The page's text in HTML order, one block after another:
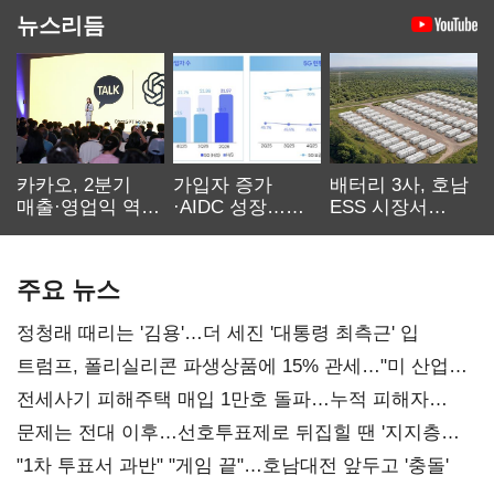
뉴스리듬
카카오, 2분기
매출·영업익 역대
가입자 증가
·AIDC 성장…
배터리 3사, 호남
ESS 시장서
주요 뉴스
정청래 때리는 '김용'…더 세진 '대통령 최측근' 입
트럼프, 폴리실리콘 파생상품에 15% 관세…"미 산업
재건"
전세사기 피해주택 매입 1만호 돌파…누적 피해자
4만278명
문제는 전대 이후…선호투표제로 뒤집힐 땐 '지지층
불복'
"1차 투표서 과반" "게임 끝"…호남대전 앞두고 '충돌'